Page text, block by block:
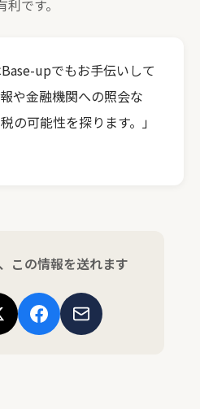
です。
upでもお手伝いして
や金融機関への照会な
の可能性を探ります。」
この情報を送れます